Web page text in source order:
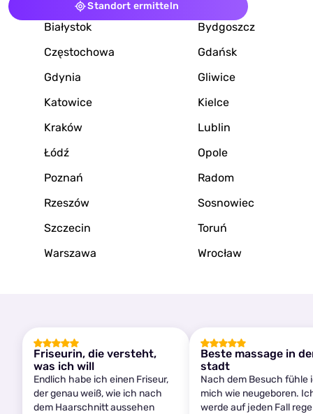
Białystok
Bydgoszcz
Częstochowa
Gdańsk
Gdynia
Gliwice
Katowice
Kielce
Kraków
Lublin
Łódź
Opole
Poznań
Radom
Rzeszów
Sosnowiec
Szczecin
Toruń
Warszawa
Wrocław
Standort ermitteln
Friseurin, die versteht,
was ich will
Endlich habe ich einen Friseur,
der genau weiß, wie ich nach
dem Haarschnitt aussehen
Beste massage in
stadt
Nach dem Besuch fühle
mich wie neugeboren.
werde auf jeden Fall